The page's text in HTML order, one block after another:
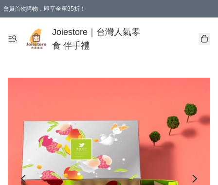
會員首次購物，即享全單95折！
購物滿 HKD 350.00即享免運費優惠！（適用於 本地送貨、本地取貨 )
Joiestore｜台灣人氣零
食 伴手禮